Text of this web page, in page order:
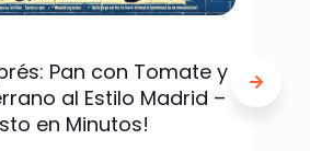
Pan con Tomate y
al Estilo Madrid –
en Minutos!